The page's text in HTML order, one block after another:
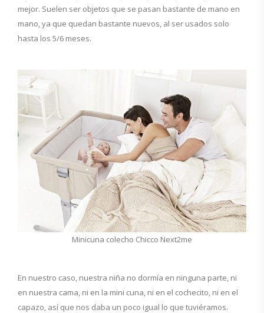
mejor. Suelen ser objetos que se pasan bastante de mano en
mano, ya que quedan bastante nuevos, al ser usados solo
hasta los 5/6 meses.
Minicuna colecho Chicco Next2me
En nuestro caso, nuestra niña no dormía en ninguna parte, ni
en nuestra cama, ni en la mini cuna, ni en el cochecito, ni en el
capazo, así que nos daba un poco igual lo que tuviéramos.